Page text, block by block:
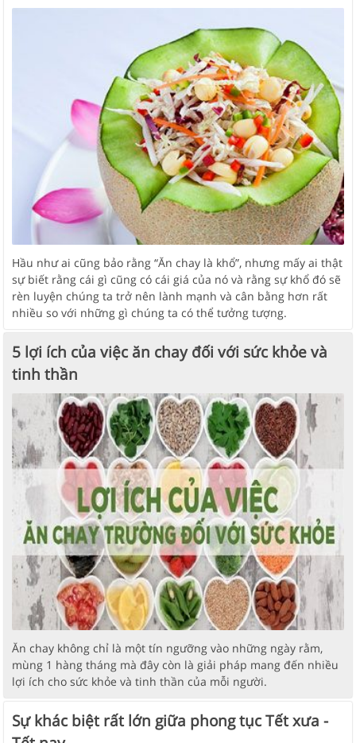
Hầu như ai cũng bảo rằng “Ăn chay là khổ”, nhưng mấy ai thật
sự biết rằng cái gì cũng có cái giá của nó và rằng sự khổ đó sẽ
rèn luyện chúng ta trở nên lành mạnh và cân bằng hơn rất
nhiều so với những gì chúng ta có thể tưởng tượng.
5 lợi ích của việc ăn chay đối với sức khỏe và
tinh thần
Ăn chay không chỉ là một tín ngưỡng vào những ngày rằm,
mùng 1 hàng tháng mà đây còn là giải pháp mang đến nhiều
lợi ích cho sức khỏe và tinh thần của mỗi người.
Sự khác biệt rất lớn giữa phong tục Tết xưa -